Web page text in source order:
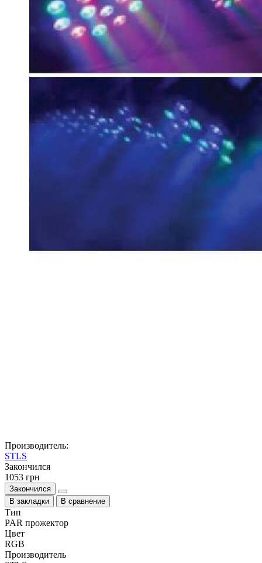
Производитель:
STLS
Закончился
1053 грн
Закончился
В закладки
В сравнение
Тип
PAR прожектор
Цвет
RGB
Производитель